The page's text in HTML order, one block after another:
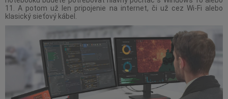
11. A potom už len pripojenie na internet, či už cez Wi-Fi alebo
klasický sieťový kábel.